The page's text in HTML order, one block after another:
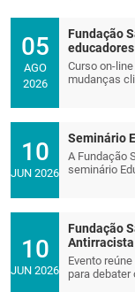
05
AGO
2026
Fundação
Curso on-
mudanças
10
JUN 2026
Seminário
A Fundação
seminário
10
JUN 2026
Fundação
Antirracista
Evento
para